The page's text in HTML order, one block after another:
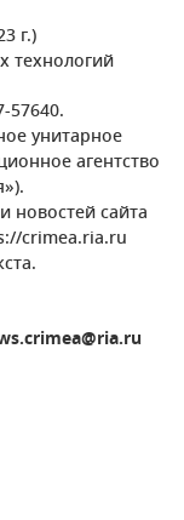
г.)
технологий
57640.
унитарное
агентство
новостей сайта
crimea.ria.ru